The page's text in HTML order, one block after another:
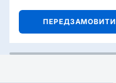
ПЕРЕДЗАМОВИТИ